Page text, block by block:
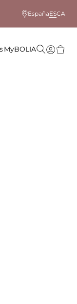
EspañaESCA
MyBOLIA